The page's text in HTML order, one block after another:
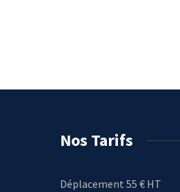
Nos Tarifs
Déplacement 55 € HT